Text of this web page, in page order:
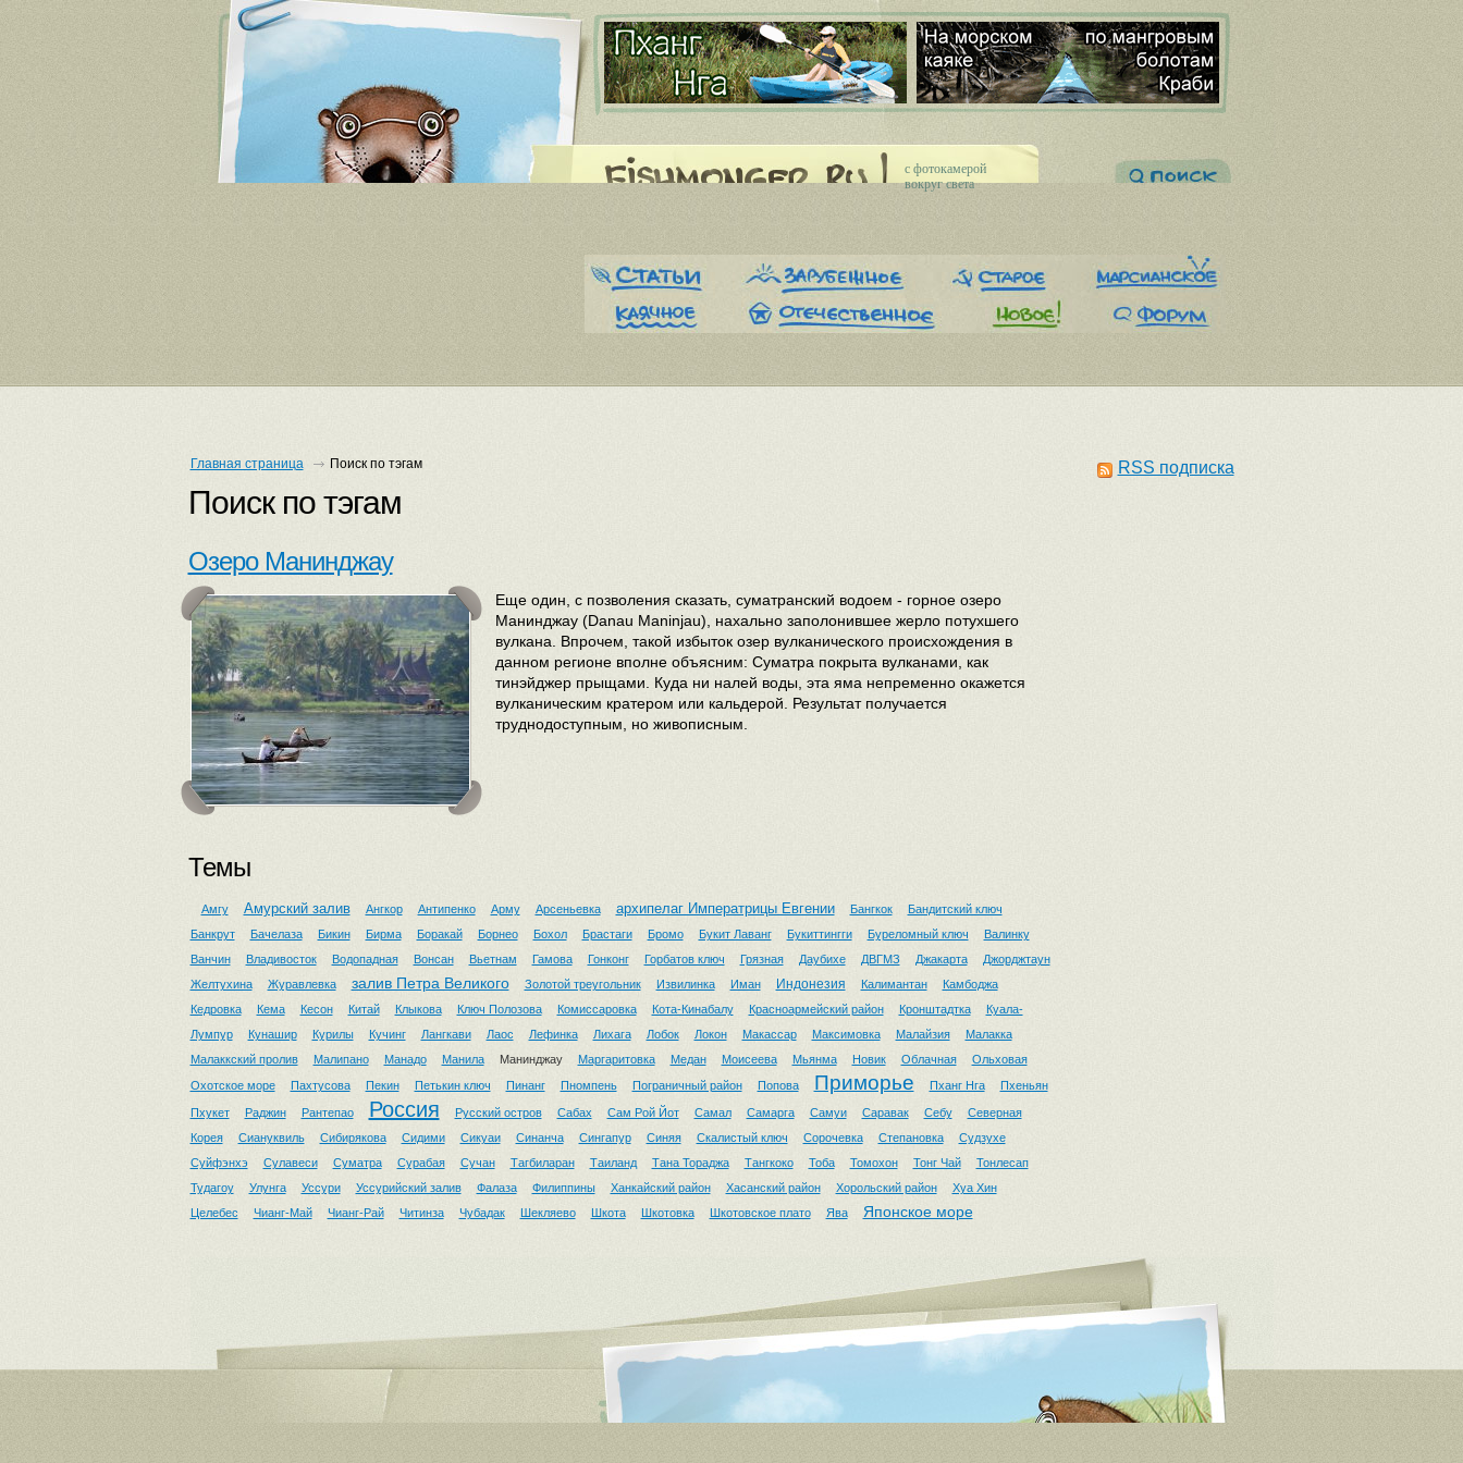
c фотокамерой
вокруг света
Главная страница Поиск по тэгам
Поиск по тэгам
Озеро Манинджау
Еще один, с позволения сказать, суматранский водоем - горное озеро
Манинджау (Danau Maninjau), нахально заполонившее жерло потухшего
вулкана. Впрочем, такой избыток озер вулканического происхождения в
данном регионе вполне объясним: Суматра покрыта вулканами, как
тинэйджер прыщами. Куда ни налей воды, эта яма непременно окажется
вулканическим кратером или кальдерой. Результат получается
труднодоступным, но живописным.
Темы
Амгу Амурский залив Ангкор Антипенко Арму Арсеньевка архипелаг Императрицы Евгении Бангкок
Бандитский ключ
Банкрут
Бачелаза Бикин Бирма Боракай Борнео Бохол Брастаги Бромо Букит Лаванг Букиттингги Буреломный ключ
Валинку
Ванчин
Владивосток Водопадная Вонсан Вьетнам Гамова Гонконг Горбатов ключ Грязная Даубихе ДВГМЗ Джакарта
Джорджтаун
Желтухина
Журавлевка залив Петра Великого Золотой треугольник Извилинка Иман Индонезия Калимантан
Камбоджа
Кедровка
Кема Кесон Китай Клыкова Ключ Полозова Комиссаровка Кота-Кинабалу Красноармейский район Кронштадтка
Куала-
Лумпур
Кунашир Курилы Кучинг Лангкави Лаос Лефинка Лихага Лобок Локон Макассар Максимовка Малайзия
Малакка
Малаккский пролив
Малипано Манадо Манила Манинджау Маргаритовка Медан Моисеева Мьянма Новик Облачная
Ольховая
Охотское море
Пахтусова Пекин Петькин ключ Пинанг Пномпень Пограничный район Попова Приморье Пханг Нга Пхеньян
Пхукет Раджин Рантепао Россия Русский остров Сабах Сам Рой Йот Самал Самарга Самуи Саравак Себу
Северная
Корея
Сиануквиль Сибирякова Сидими Сикуаи Синанча Сингапур Синяя Скалистый ключ Сорочевка Степановка
Судзухе
Суйфэнхэ
Сулавеси Суматра Сурабая Сучан Тагбиларан Таиланд Тана Тораджа Тангкоко Тоба Томохон Тонг Чай
Тонлесап
Тудагоу
Улунга Уссури Уссурийский залив Фалаза Филиппины Ханкайский район Хасанский район Хорольский район
Хуа Хин
Целебес
Чианг-Май Чианг-Рай Читинза Чубадак Шекляево Шкота Шкотовка Шкотовское плато Ява Японское море
RSS подписка